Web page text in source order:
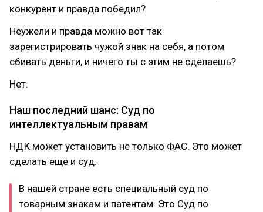
конкурент и правда победил?
Неужели и правда можно вот так
зарегистрировать чужой знак на себя, а потом
сбивать деньги, и ничего ты с этим не сделаешь?
Нет.
Наш последний шанс: Суд по
интеллектуальным правам
НДК может установить не только ФАС. Это может
сделать еще и суд.
В нашей стране есть специальный суд по
товарным знакам и патентам. Это Суд по